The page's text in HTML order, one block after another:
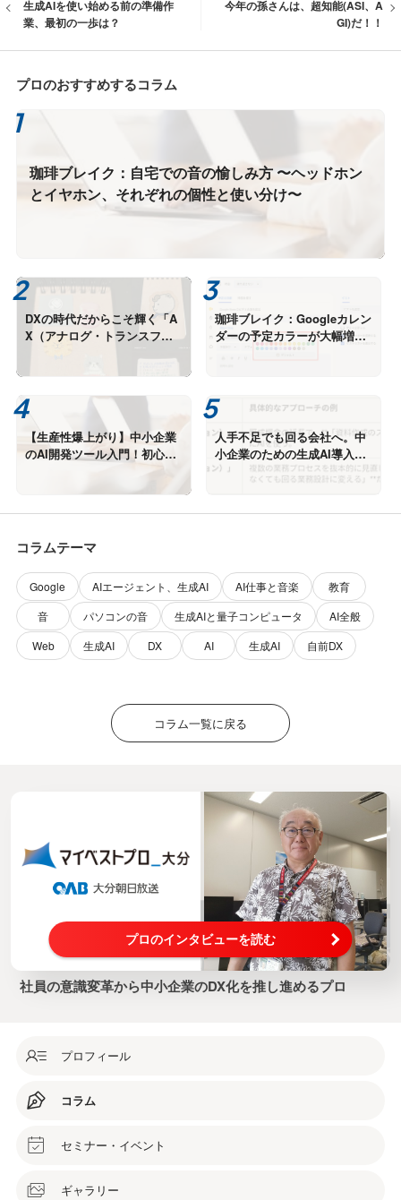
生成AIを使い始める前の準備作
業、最初の一歩は？
今年の孫さんは、超知能(ASI、A
GI)だ！！
プロのおすすめするコラム
珈琲ブレイク：自宅での音の愉しみ方 〜ヘッドホン
とイヤホン、それぞれの個性と使い分け〜
DXの時代だからこそ輝く「A
X（アナログ・トランスフォ
珈琲ブレイク：Googleカレン
ダーの予定カラーが大幅増、
知らないうちに進化する便利
【生産性爆上がり】中小企業
のAI開発ツール入門！初心者
に「GitHub Copilot」を激推
人手不足でも回る会社へ。中
小企業のための生成AI導入戦
略 ー効率化ではなく「勝てる
仕組み」を作る方法ー
コラムテーマ
Google AIエージェント、生成AI AI仕事と音楽
教育
音
パソコンの音 生成AIと量子コンピュータ
AI全般
Web
生成AI DX AI 生成AI 自前DX
コラム一覧に戻る
プロのインタビューを読む
社員の意識変革から中小企業のDX化を推し進めるプロ
プロフィール
コラム
セミナー・イベント
ギャラリー